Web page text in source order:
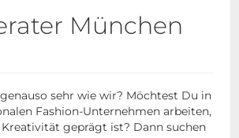
München
sehr wie wir? Möchtest Du in
Fashion-Unternehmen arbeiten,
geprägt ist? Dann suchen